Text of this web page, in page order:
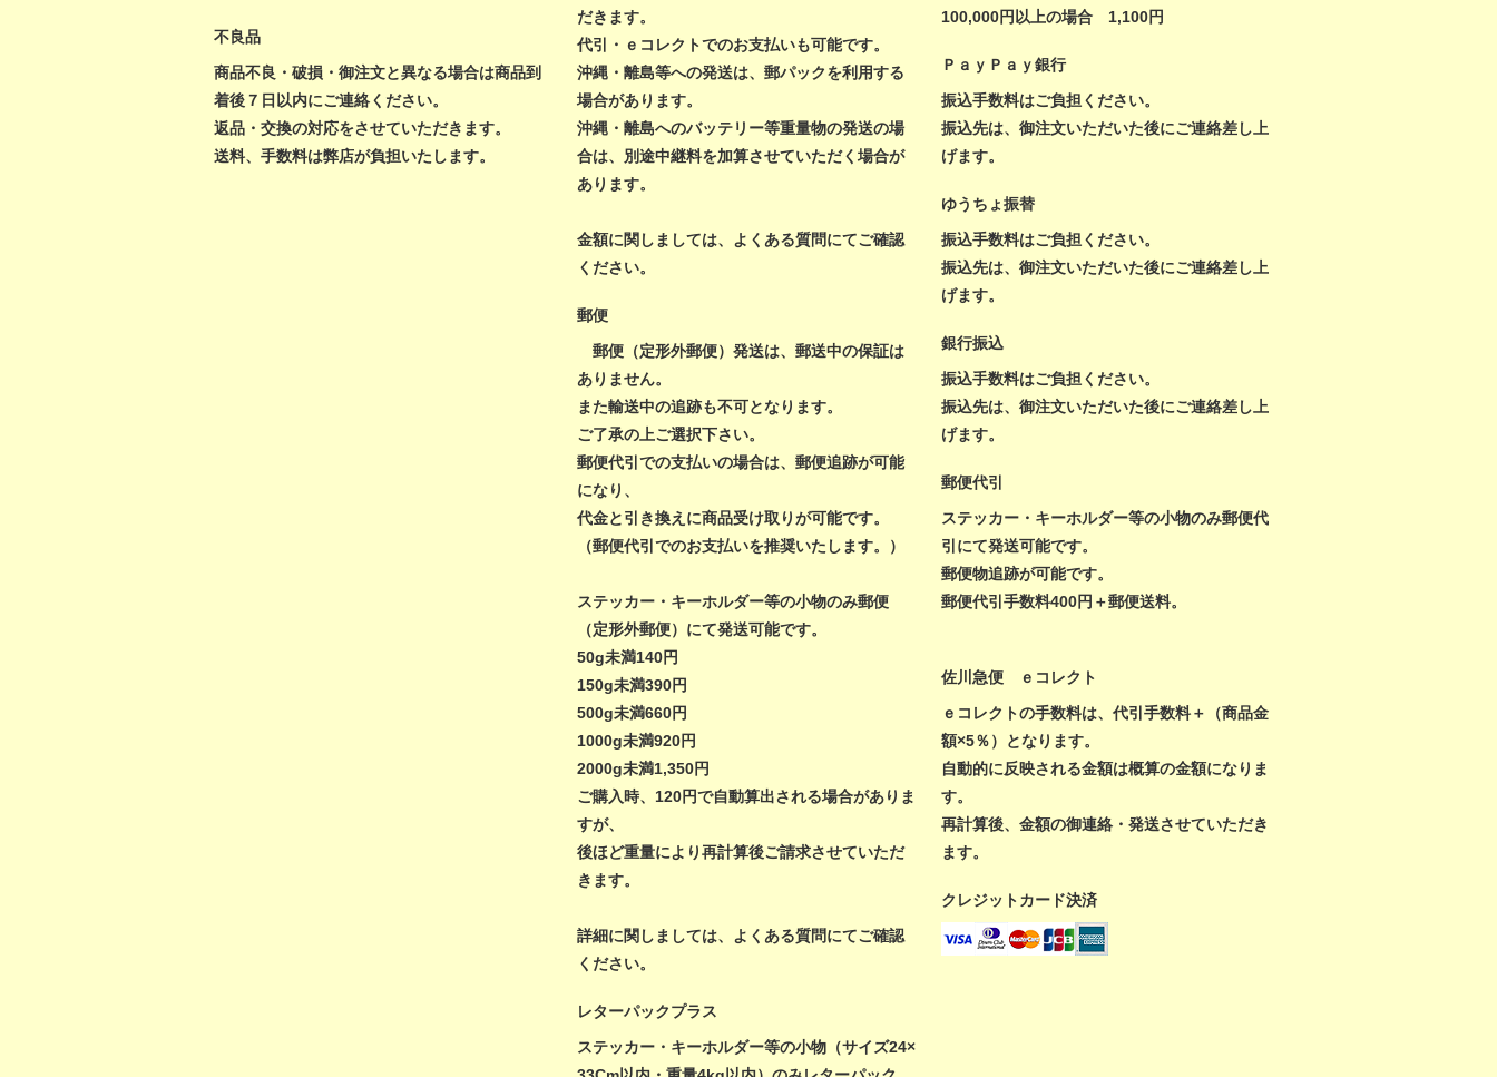
不良品
商品不良・破損・御注文と異なる場合は商品到
着後７日以内にご連絡ください。
返品・交換の対応をさせていただきます。
送料、手数料は弊店が負担いたします。
だきます。
代引・ｅコレクトでのお支払いも可能です。
沖縄・離島等への発送は、郵パックを利用する
場合があります。
沖縄・離島へのバッテリー等重量物の発送の場
合は、別途中継料を加算させていただく場合が
あります。
金額に関しましては、 よくある質問にてご確認
ください。
郵便
郵便（定形外郵便）発送は、郵送中の保証は
ありません。
また輸送中の追跡も不可となります。
ご了承の上ご選択下さい。
郵便代引での支払いの場合は、郵便追跡が可能
になり、
代金と引き換えに商品受け取りが可能です。
（郵便代引でのお支払いを推奨いたします。）
ステッカー・キーホルダー等の小物のみ郵便
（定形外郵便）にて発送可能です。
50g未満140円
150g未満390円
500g未満660円
1000g未満920円
2000g未満1,350円
ご購入時、120円で自動算出される場合がありま
すが、
後ほど重量により再計算後ご請求させていただ
きます。
詳細に関しましては、 よくある質問にてご確認
ください。
レターパックプラス
ステッカー・キーホルダー等の小物（サイズ24×
100,000円以上の場合 1,100円
ＰａｙＰａｙ銀行
振込手数料はご負担ください。
振込先は、御注文いただいた後にご連絡差し上
げます。
ゆうちょ振替
振込手数料はご負担ください。
振込先は、御注文いただいた後にご連絡差し上
げます。
銀行振込
振込手数料はご負担ください。
振込先は、御注文いただいた後にご連絡差し上
げます。
郵便代引
ステッカー・キーホルダー等の小物のみ郵便代
引にて発送可能です。
郵便物追跡が可能です。
郵便代引手数料400円＋郵便送料。
佐川急便 ｅコレクト
ｅコレクトの手数料は、代引手数料＋（商品金
額×5％）となります。
自動的に反映される金額は概算の金額になりま
す。
再計算後、金額の御連絡・発送させていただき
ます。
クレジットカード決済